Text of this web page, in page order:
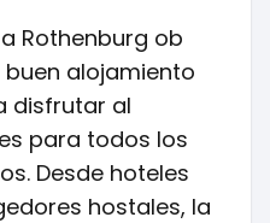
Rothenburg ob
buen alojamiento
disfrutar al
para todos los
Desde hoteles
hostales, la